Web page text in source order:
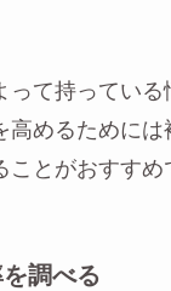
って持っている
高めるためには
ことがおすすめ
調べる